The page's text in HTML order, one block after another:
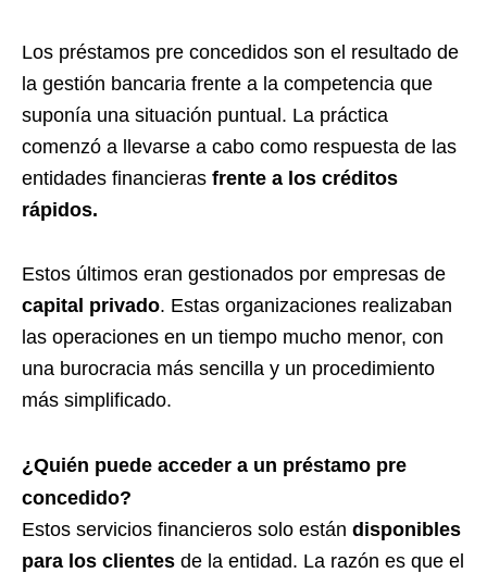
Los préstamos pre concedidos son el resultado de
la gestión bancaria frente a la competencia que
suponía una situación puntual. La práctica
comenzó a llevarse a cabo como respuesta de las
entidades financieras frente a los créditos
rápidos.
Estos últimos eran gestionados por empresas de
capital privado. Estas organizaciones realizaban
las operaciones en un tiempo mucho menor, con
una burocracia más sencilla y un procedimiento
más simplificado.
¿Quién puede acceder a un préstamo pre
concedido?
Estos servicios financieros solo están disponibles
para los clientes de la entidad. La razón es que el